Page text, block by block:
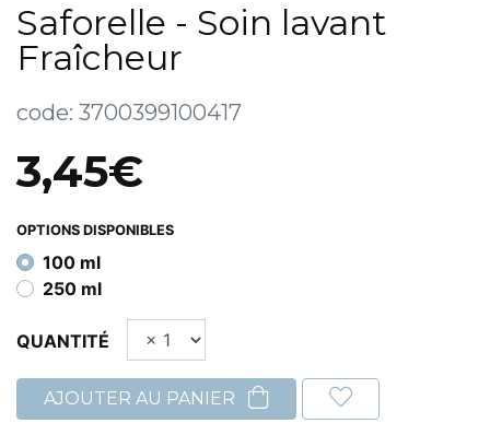
Saforelle - Soin lavant
Fraîcheur
code: 3700399100417
3,45€
OPTIONS DISPONIBLES
100 ml
250 ml
QUANTITÉ
AJOUTER AU PANIER